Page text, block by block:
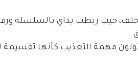
حيث ربطت يداي بالسلسلة
مهمة التعذيب كأنها